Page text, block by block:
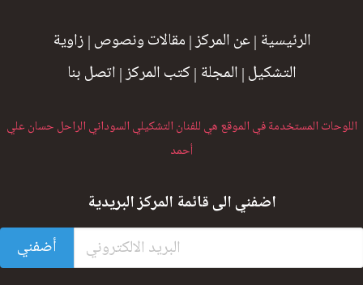
الرئيسية | عن المركز| مقالات ونصوص | زاوية
التشكيل | المجلة |كتب المركز| اتصل بنا
اللوحات المستخدمة في الموقع هي للفنان التشكيلي السوداني الراحل حسان علي
أحمد
اضفني الى قائمة المركز البريدية
أضفني